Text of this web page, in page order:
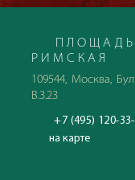
выезд на гольф-
природных пейзажей.
РИМСКАЯ
109544, Москва,
В.3.23
+7 (495) 120-
на карте